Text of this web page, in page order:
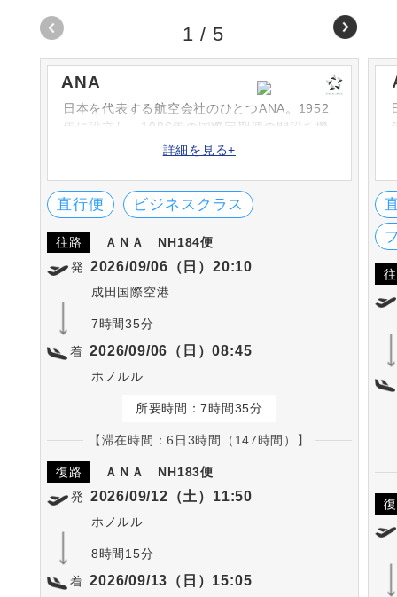
ANA
日本を代表する航空会社のひとつANA。1952
年に設立し、1986年の国際定期便の開設を機
に次々と路線を増やしています。シートや機
SKYTRAX社における「ワールド・エアライ
ン・スター・レーディング」の5-STARに何度
も選出されています。
詳細を見る+
直行便 ビジネスクラス
往路 ＡＮＡ
NH184便
発 2026/09/06（日）20:10
成田国際空港
7時間35分
着 2026/09/06（日）08:45
ホノルル
所要時間：7時間35分
【滞在時間：6日3時間（147時間）】
復路 ＡＮＡ
NH183便
発 2026/09/12（土）11:50
ホノルル
8時間15分
着 2026/09/13（日）15:05
1 / 5